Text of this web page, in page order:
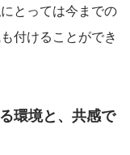
とっては今までの
付けることができ
環境と、共感で